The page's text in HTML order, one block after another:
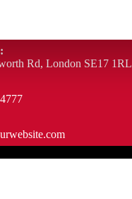
Rd, London SE17 1RL